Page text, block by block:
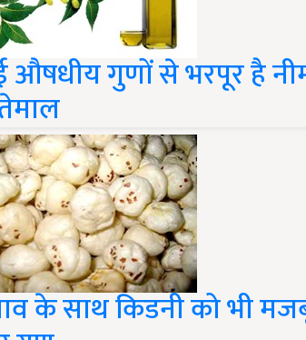
गुणों से भरपूर है
के साथ किडनी को भी